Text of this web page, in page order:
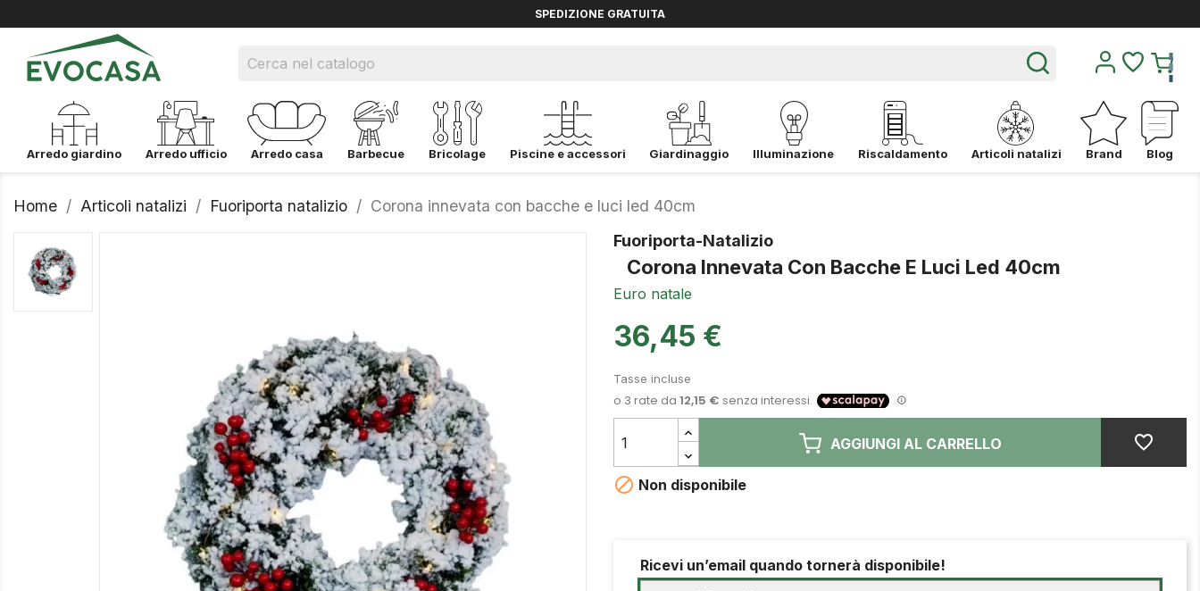
SPEDIZIONE GRATUITA
Arredo giardino Arredo ufficio Arredo casa Barbecue Bricolage Piscine e accessori Giardinaggio Illuminazione Riscaldamento Articoli natalizi Brand Blog
Home Articoli natalizi Fuoriporta natalizio
Corona innevata con bacche e luci led 40cm
Fuoriporta-Natalizio
Corona Innevata Con Bacche E Luci Led 40cm
Euro natale
36,45 €
Tasse incluse
AGGIUNGI AL CARRELLO
 Non disponibile
Ricevi un’email quando tornerà disponibile!